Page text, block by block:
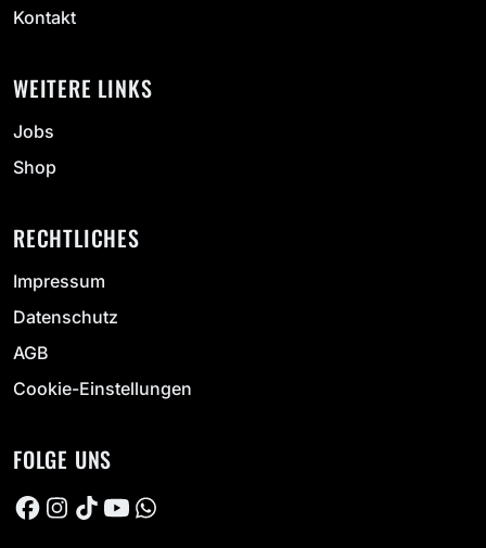
Kontakt
WEITERE LINKS
Jobs
Shop
RECHTLICHES
Impressum
Datenschutz
AGB
Cookie-Einstellungen
FOLGE UNS